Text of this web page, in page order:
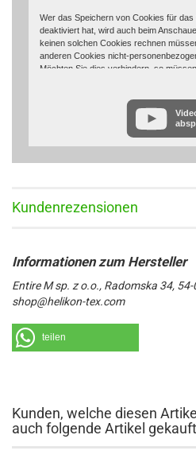
Wer das Speichern von Cookies für
deaktiviert hat, wird auch beim
keinen solchen Cookies rechnen
anderen Cookies nicht-
Möchten Sie dies verhindern, so
Weitere Informationen zum Datenschutz
Datenschutzerklärung des Anbieters
https://www.google.de/intl/de/policies/
Kundenrezensionen
Entire M sp. z o.o., Radomska 34,
shop@helikon-tex.com
teilen
Kunden, welche diesen
auch folgende Artikel